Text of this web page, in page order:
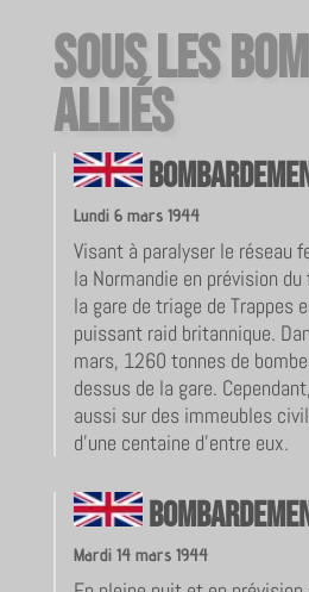
Sous les
alliés
Lundi 6 mars 1944
Visant à paralyser le réseau
la Normandie en prévision
la gare de triage de Trappes
puissant raid britannique.
mars, 1260 tonnes de
dessus de la gare.
aussi sur des immeubles
d’une centaine d’entre eux.
Mardi 14 mars 1944